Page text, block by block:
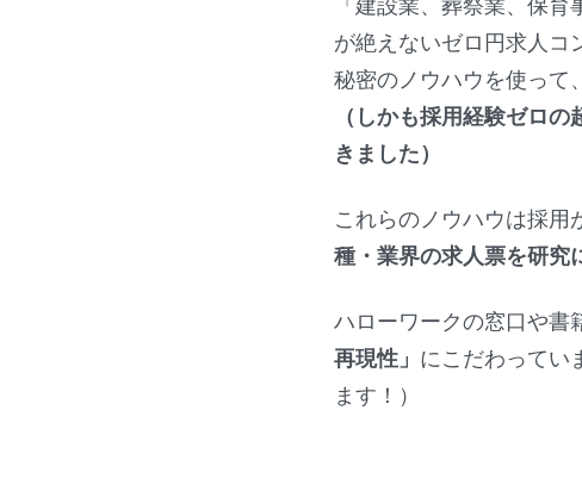
「建設業、葬祭業、保
が絶えないゼロ円求人コ
秘密のノウハウを使って
（しかも採用経験ゼロ
きました）
これらのノウハウは採用
種・業界の求人票を研究
ハローワークの窓口や書
再現性」 にこだわってい
ます！）